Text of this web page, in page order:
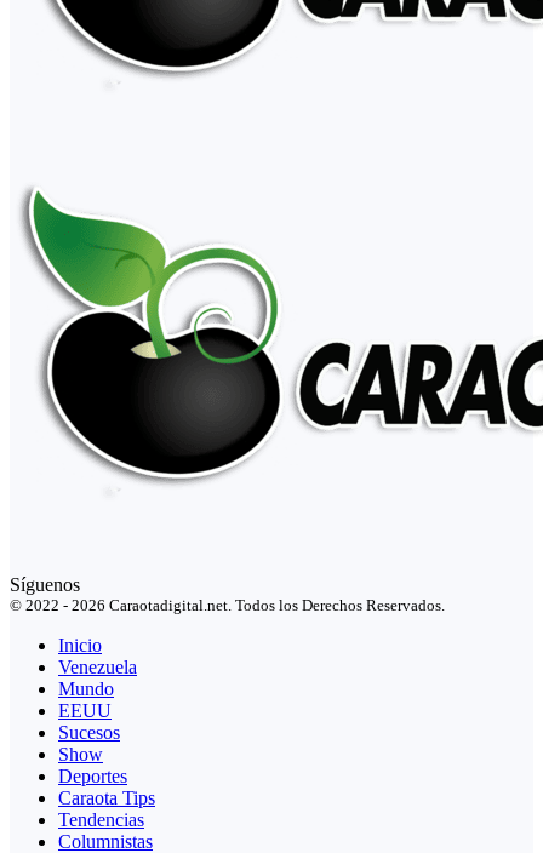
Síguenos
© 2022 - 2026 Caraotadigital.net. Todos los Derechos Reservados.
Inicio
Venezuela
Mundo
EEUU
Sucesos
Show
Deportes
Caraota Tips
Tendencias
Columnistas